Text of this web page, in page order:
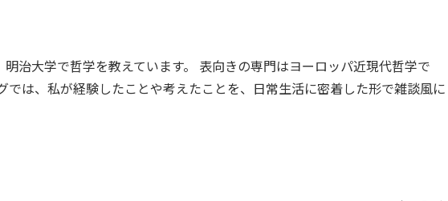
明治大学で哲学を教えています。 表向きの専門はヨーロッパ近現代哲学で
では、私が経験したことや考えたことを、日常生活に密着した形で雑談風に